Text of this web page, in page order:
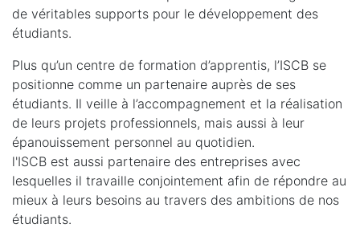
de véritables supports pour le développement des
étudiants.
Plus qu’un centre de formation d’apprentis, l’ISCB se
positionne comme un partenaire auprès de ses
étudiants. Il veille à l’accompagnement et la réalisation
de leurs projets professionnels, mais aussi à leur
épanouissement personnel au quotidien.
l'ISCB est aussi partenaire des entreprises avec
lesquelles il travaille conjointement afin de répondre au
mieux à leurs besoins au travers des ambitions de nos
étudiants.